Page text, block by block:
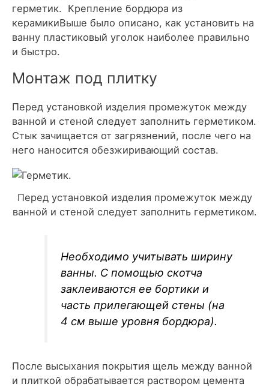
герметик. Крепление бордюра из
керамикиВыше было описано, как установить на
ванну пластиковый уголок наиболее правильно
и быстро.
Монтаж под плитку
Перед установкой изделия промежуток между
ванной и стеной следует заполнить герметиком.
Стык зачищается от загрязнений, после чего на
него наносится обезжиривающий состав.
Перед установкой изделия промежуток между
ванной и стеной следует заполнить герметиком.
Необходимо учитывать ширину
ванны. С помощью скотча
заклеиваются ее бортики и
часть прилегающей стены (на
4 см выше уровня бордюра).
После высыхания покрытия щель между ванной
и плиткой обрабатывается раствором цемента